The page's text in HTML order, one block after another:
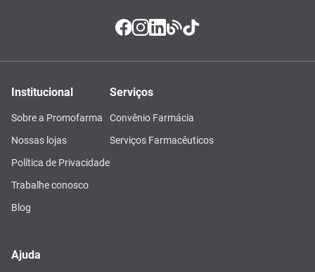
Institucional
Sobre a Promofarma
Nossas lojas
Política de Privacidade
Trabalhe conosco
Blog
Serviços
Convênio Farmácia
Serviços Farmacêuticos
Ajuda